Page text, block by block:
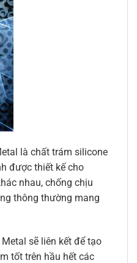
là chất trám silicone
được thiết kế cho
nhau, chống chịu
thông thường mang
sẽ liên kết để tạo
tốt trên hầu hết các